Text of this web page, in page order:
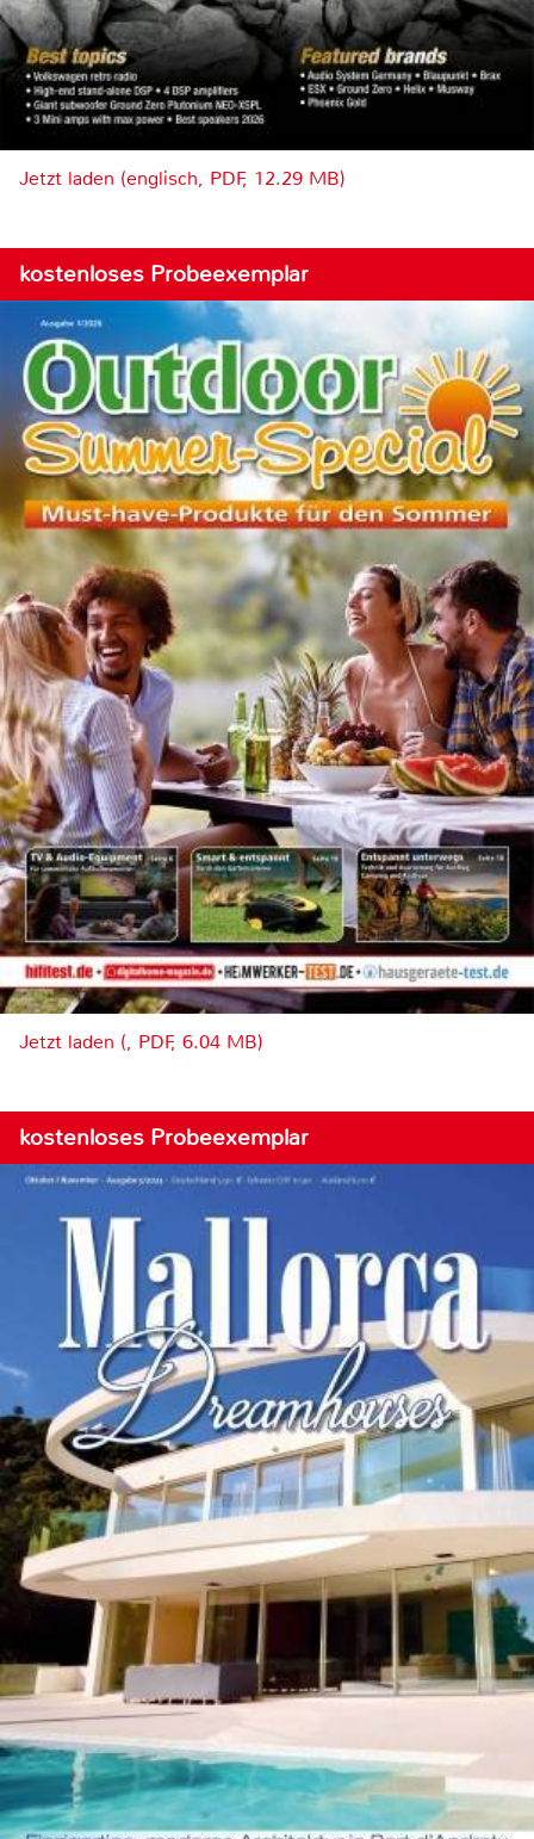
Jetzt laden (englisch, PDF, 12.29 MB)
kostenloses Probeexemplar
Jetzt laden (, PDF, 6.04 MB)
kostenloses Probeexemplar